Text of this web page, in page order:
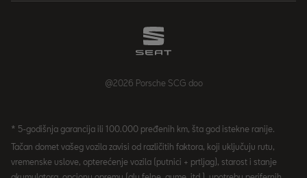
@2026 Porsche SCG doo
* 5-godišnja garancija ili 100.000 pređenih km, šta god istekne ranije.
Tačan domet vašeg vozila zavisi od različitih faktora, koji uključuju rutu,
vremenske uslove, opterećenje vozila (putnici + prtljag), starost i stanje